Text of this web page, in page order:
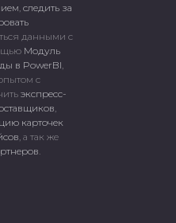
следить за
данными с
Модуль
в PowerBI
с
экспресс-
карточек
, а так же